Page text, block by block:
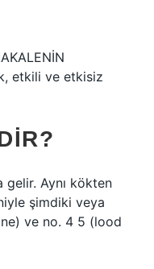
etkili ve etkisiz
gelir. Aynı kökten
şimdiki veya
ve no. 4 5 (lood